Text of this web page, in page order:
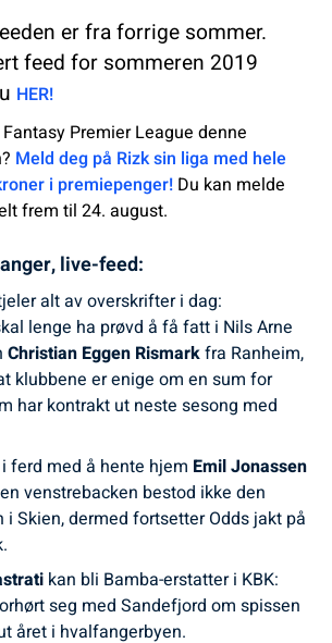
er fra forrige sommer.
feed for sommeren 2019
HER!
Premier League denne
Meld deg på Rizk sin liga med hele
i premiepenger! Du kan melde
frem til 24. august.
live-feed:
alt av overskrifter i dag:
lenge ha prøvd å få fatt i Nils Arne
Christian Eggen Rismarkfra Ranheim,
klubbene er enige om en sum for
har kontrakt ut neste sesong med
ferd med å hente hjem Emil Jonassen
venstrebacken bestod ikke den
Skien, dermed fortsetter Odds jakt på
kan bli Bamba-erstatter i KBK:
seg med Sandefjord om spissen
året i hvalfangerbyen.